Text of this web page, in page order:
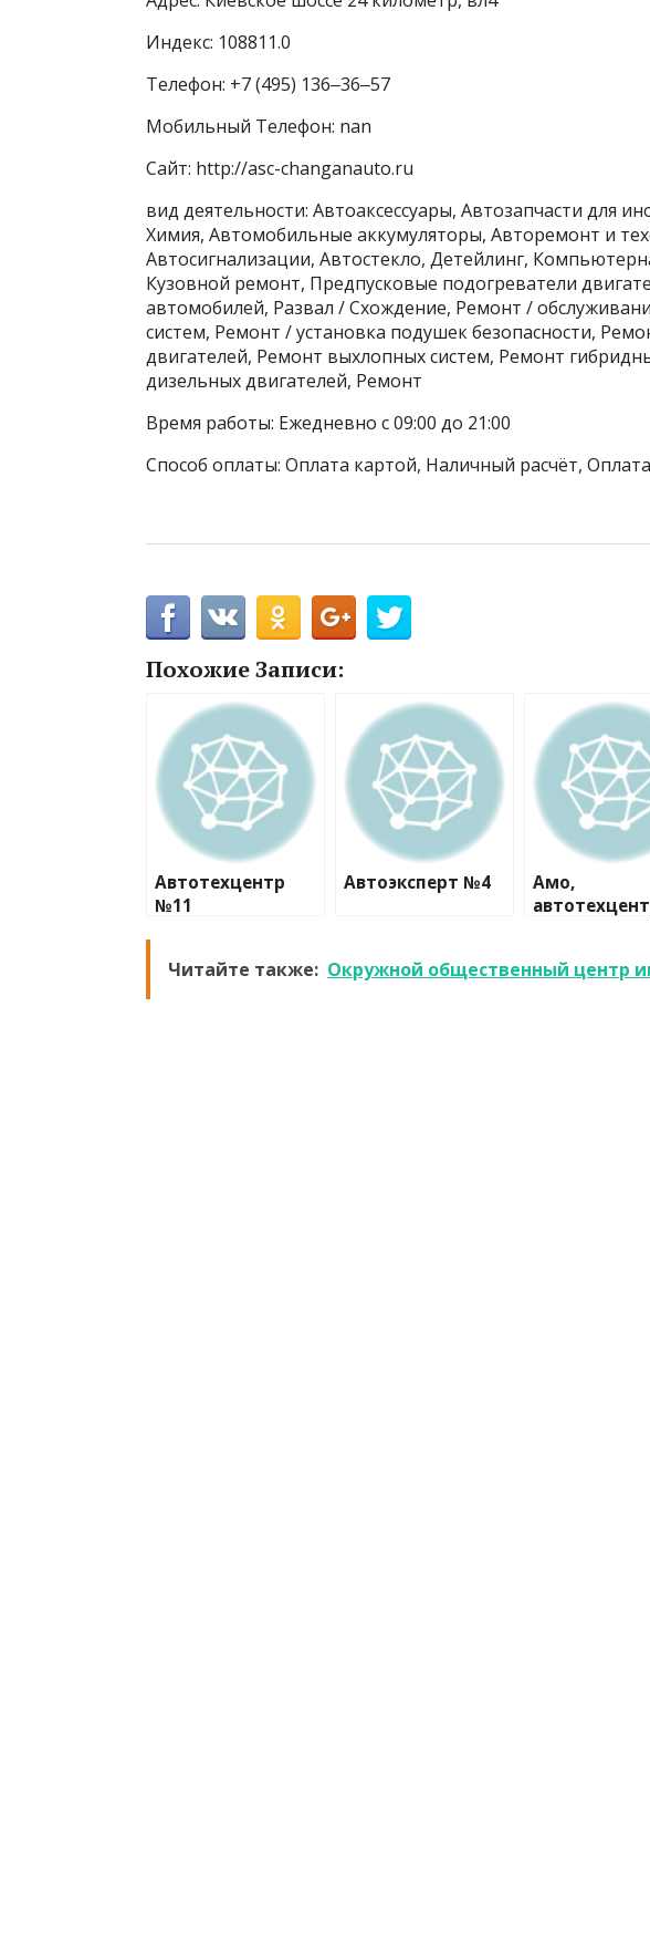
Индекс: 108811.0
Телефон: +7 (495) 136‒36‒57
Мобильный Телефон: nan
Сайт: http://asc-changanauto.ru
вид деятельности: Автоаксессуары, Автозапчасти для
Химия, Автомобильные аккумуляторы, Авторемонт и
Автосигнализации, Автостекло, Детейлинг,
Кузовной ремонт, Предпусковые подогреватели
автомобилей, Развал / Схождение, Ремонт /
систем, Ремонт / установка подушек безопасности,
двигателей, Ремонт выхлопных систем, Ремонт
дизельных двигателей, Ремонт
Время работы: Ежедневно с 09:00 до 21:00
Способ оплаты: Оплата картой, Наличный расчёт,
Похожие Записи:
Автотехцентр
№11
Автоэксперт №4
Амо,
Читайте также: Окружной общественный центр